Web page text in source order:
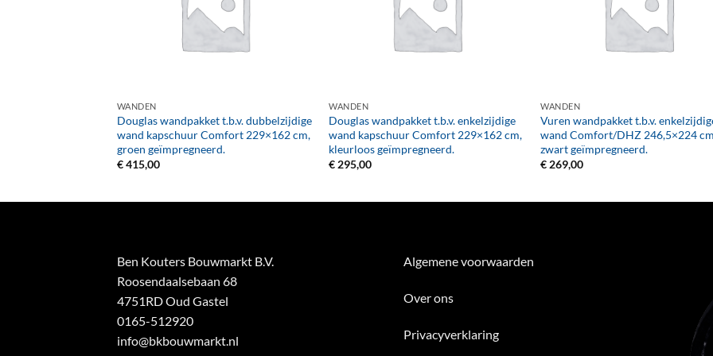
WANDEN
Douglas wandpakket t.b.v. dubbelzijdige
wand kapschuur Comfort 229×162 cm,
groen geïmpregneerd.
€415,00
WANDEN
Douglas wandpakket t.b.v. enkelzijdige
wand kapschuur Comfort 229×162 cm,
kleurloos geïmpregneerd.
€ 295,00
WANDEN
Vuren wandpakket t.b.v.
wand Comfort/DHZ 246,5×224
zwart geïmpregneerd.
€ 269,00
Ben Kouters Bouwmarkt B.V.
Roosendaalsebaan 68
4751RD Oud Gastel
0165-512920
info@bkbouwmarkt.nl
Algemene voorwaarden
Over ons
Privacyverklaring